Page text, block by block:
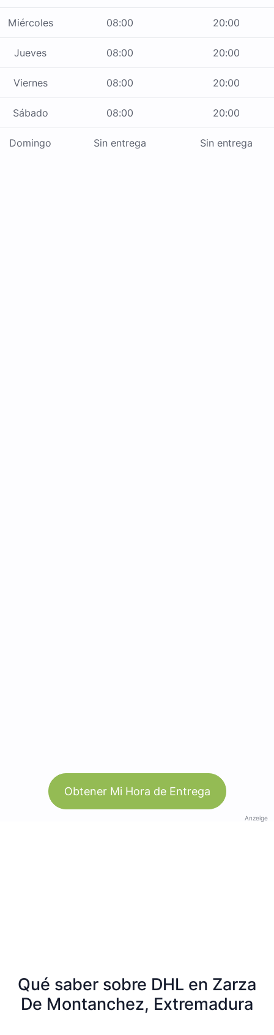
Miércoles 08:00 20:00
Jueves 08:00 20:00
Viernes 08:00 20:00
Sábado 08:00 20:00
Domingo Sin entrega Sin entrega
Obtener Mi Hora de Entrega
Anzeige
Qué saber sobre DHL en Zarza
De Montanchez, Extremadura